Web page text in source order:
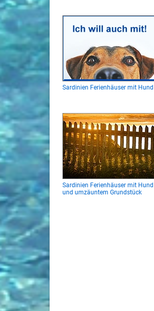
Sardinien Ferienhäuser mit Hund
Sardinien Ferienhäuser mit Hund
und umzäuntem Grundstück